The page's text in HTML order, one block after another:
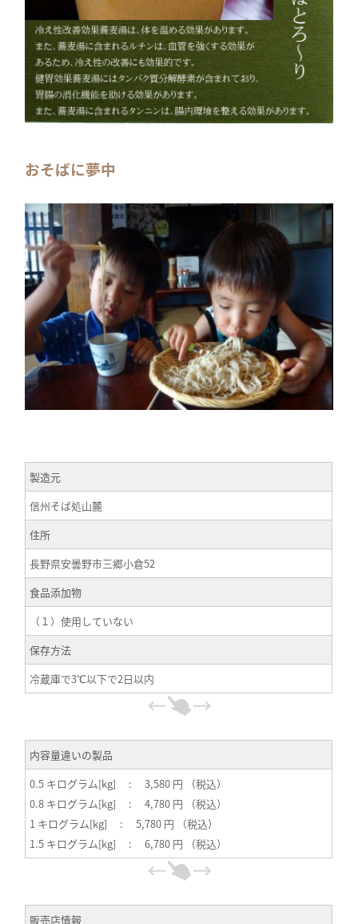
おそばに夢中
製造元
信州そば処山麓
住所
長野県安曇野市三郷小倉52
食品添加物
（１）使用していない
保存方法
冷蔵庫で3℃以下で2日以内
内容量違いの製品
0.5 キログラム[kg] : 3,580 円 （税込）
0.8 キログラム[kg] : 4,780 円 （税込）
1 キログラム[kg] : 5,780 円 （税込）
1.5 キログラム[kg] : 6,780 円 （税込）
販売店情報